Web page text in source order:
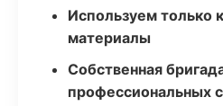
Используем только
материалы
Собственная
профессиональных